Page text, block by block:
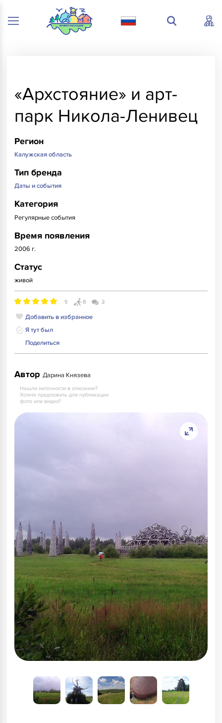
«Архстояние» и арт-
парк Никола-Ленивец
Регион
Калужская область
Тип бренда
Даты и события
Категория
Регулярные события
Время появления
2006 г.
Статус
живой
5 8 2
Добавить в избранное
Я тут был
Поделиться
Автор Дарина Князева
Нашли неточности в описании?
Хотите предложить для публикации
фото или видео?